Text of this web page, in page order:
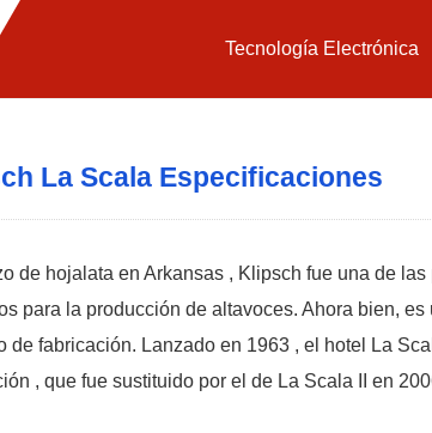
Tecnología Electrónica
La Scala Especificaciones
de hojalata en Arkansas , Klipsch fue una de las
para la producción de altavoces. Ahora bien, es
de fabricación. Lanzado en 1963 , el hotel La
, que fue sustituido por el de La Scala II en